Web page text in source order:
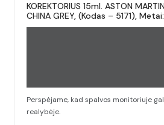
KOREKTORIUS 15ml. ASTON
CHINA GREY, (Kodas – 5171),
Perspėjame, kad spalvos monitoriuje
realybėje.